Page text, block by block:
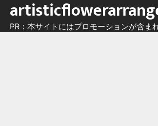
Skip
content
PR：本サイトにはプロモーションが含ま